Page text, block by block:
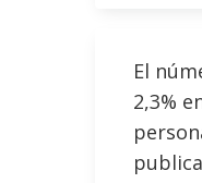
El
2,3%